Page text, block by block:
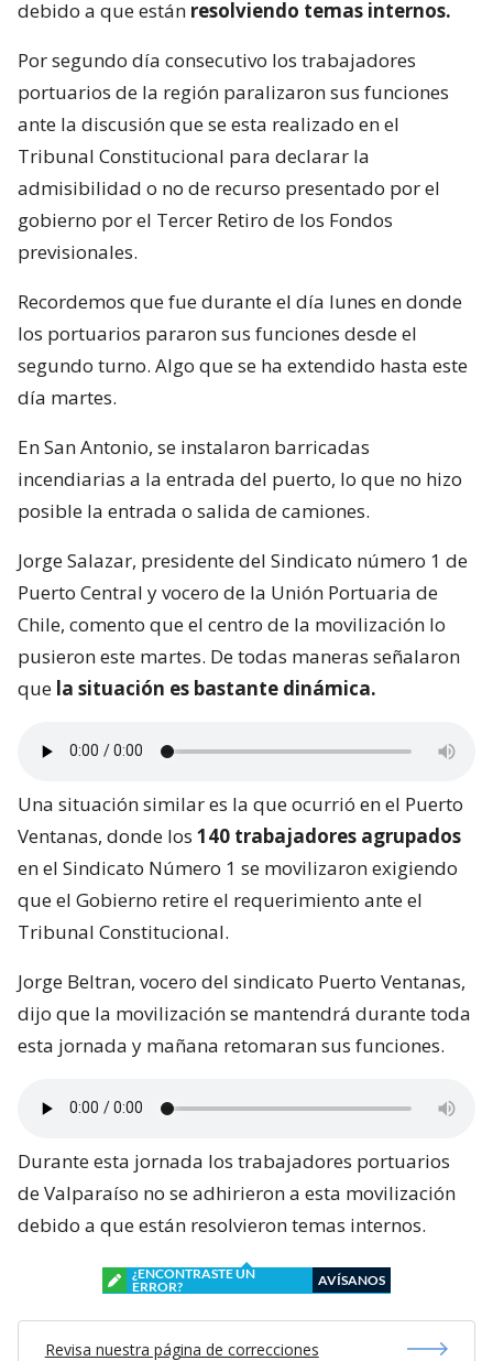
debido a que están resolviendo temas internos.
Por segundo día consecutivo los trabajadores
portuarios de la región paralizaron sus funciones
ante la discusión que se esta realizado en el
Tribunal Constitucional para declarar la
admisibilidad o no de recurso presentado por el
gobierno por el Tercer Retiro de los Fondos
previsionales.
Recordemos que fue durante el día lunes en donde
los portuarios pararon sus funciones desde el
segundo turno. Algo que se ha extendido hasta este
día martes.
En San Antonio, se instalaron barricadas
incendiarias a la entrada del puerto, lo que no hizo
posible la entrada o salida de camiones.
Jorge Salazar, presidente del Sindicato número 1 de
Puerto Central y vocero de la Unión Portuaria de
Chile, comento que el centro de la movilización lo
pusieron este martes. De todas maneras señalaron
que la situación es bastante dinámica.
Una situación similar es la que ocurrió en el Puerto
Ventanas, donde los 140 trabajadores agrupados
en el Sindicato Número 1 se movilizaron exigiendo
que el Gobierno retire el requerimiento ante el
Tribunal Constitucional.
Jorge Beltran, vocero del sindicato Puerto Ventanas,
dijo que la movilización se mantendrá durante toda
esta jornada y mañana retomaran sus funciones.
Durante esta jornada los trabajadores portuarios
de Valparaíso no se adhirieron a esta movilización
debido a que están resolvieron temas internos.
¿ENCONTRASTE UN
ERROR?
AVÍSANOS
Revisa nuestra página de correcciones